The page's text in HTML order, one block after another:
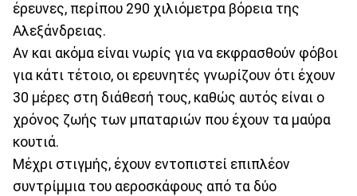
έρευνες, περίπου 290 χιλιόμετρα βόρεια της
Αλεξάνδρειας.
Αν και ακόμα είναι νωρίς για να εκφρασθούν φόβοι
για κάτι τέτοιο, οι ερευνητές γνωρίζουν ότι έχουν
30 μέρες στη διάθεσή τους, καθώς αυτός είναι ο
χρόνος ζωής των μπαταριών που έχουν τα μαύρα
κουτιά.
Μέχρι στιγμής, έχουν εντοπιστεί επιπλέον
συντρίμμια του αεροσκάφους από τα δύο